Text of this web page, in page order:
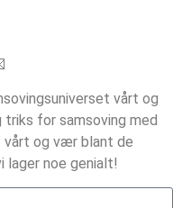
vårt og
for samsoving med
vårt og vær blant de
noe genialt!